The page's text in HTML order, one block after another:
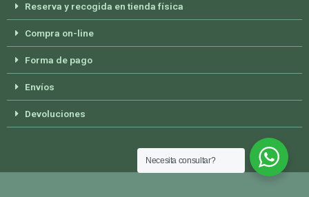
Reserva y recogida en tienda física
Compra on-line
Forma de pago
Envíos
Devoluciones
Necesita consultar?